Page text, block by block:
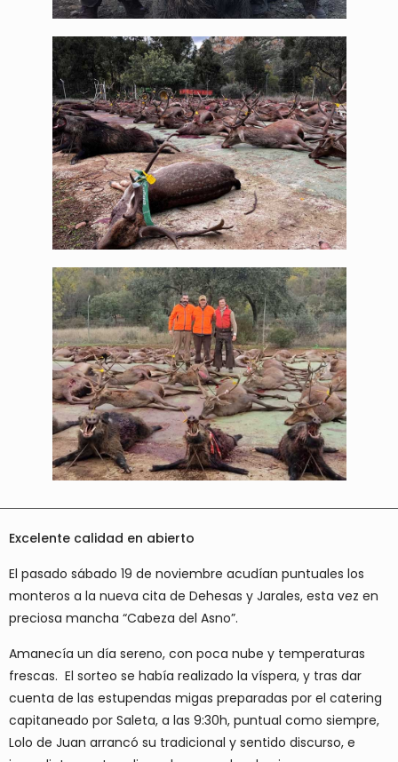
Excelente calidad en abierto
El pasado sábado 19 de noviembre acudían puntuales los
monteros a la nueva cita de Dehesas y Jarales, esta vez en
preciosa mancha “Cabeza del Asno”.
Amanecía un día sereno, con poca nube y temperaturas
frescas. El sorteo se había realizado la víspera, y tras dar
cuenta de las estupendas migas preparadas por el catering
capitaneado por Saleta, a las 9:30h, puntual como siempre,
Lolo de Juan arrancó su tradicional y sentido discurso, e